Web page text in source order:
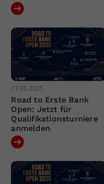
17.06.2025
Road to Erste Bank
Open: Jetzt für
Qualifikationsturniere
anmelden